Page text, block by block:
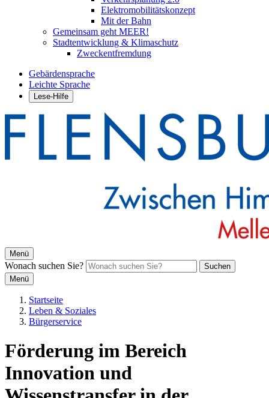
Elektromobilitätskonzept
Mit der Bahn
Gemeinsam geht MEER!
Stadtentwicklung & Klimaschutz
Zweckentfremdung
Gebärdensprache
Leichte Sprache
Lese-Hilfe
Menü
Wonach suchen Sie?
Suchen
Menü
Startseite
Leben & Soziales
Bürgerservice
Förderung im Bereich
Innovation und